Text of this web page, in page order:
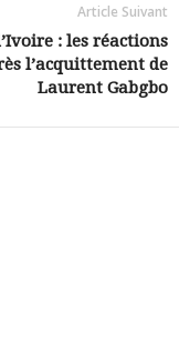
Article Suivant
: les réactions
l’acquittement de
Laurent Gabgbo